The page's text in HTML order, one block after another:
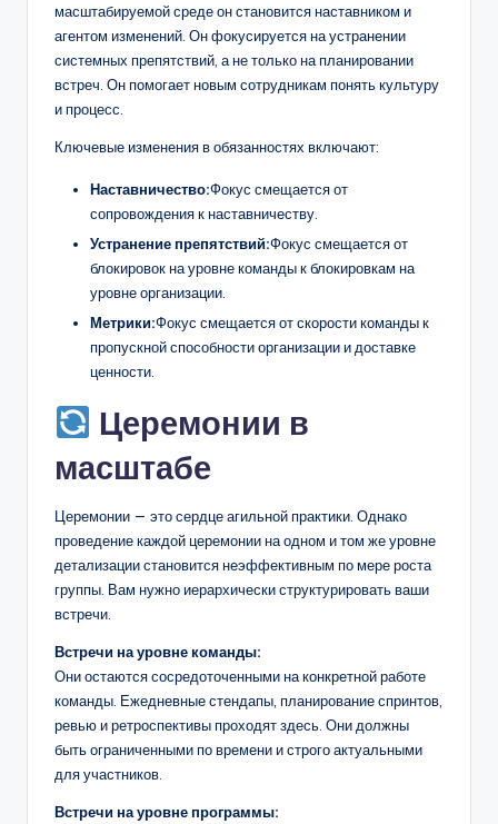
масштабируемой среде он становится наставником и
агентом изменений. Он фокусируется на устранении
системных препятствий, а не только на планировании
встреч. Он помогает новым сотрудникам понять культуру
и процесс.
Ключевые изменения в обязанностях включают:
Наставничество:Фокус смещается от
сопровождения к наставничеству.
Устранение препятствий:Фокус смещается от
блокировок на уровне команды к блокировкам на
уровне организации.
Метрики:Фокус смещается от скорости команды к
пропускной способности организации и доставке
ценности.
Церемонии в
масштабе
Церемонии — это сердце агильной практики. Однако
проведение каждой церемонии на одном и том же уровне
детализации становится неэффективным по мере роста
группы. Вам нужно иерархически структурировать ваши
встречи.
Встречи на уровне команды:
Они остаются сосредоточенными на конкретной работе
команды. Ежедневные стендапы, планирование спринтов,
ревью и ретроспективы проходят здесь. Они должны
быть ограниченными по времени и строго актуальными
для участников.
Встречи на уровне программы: